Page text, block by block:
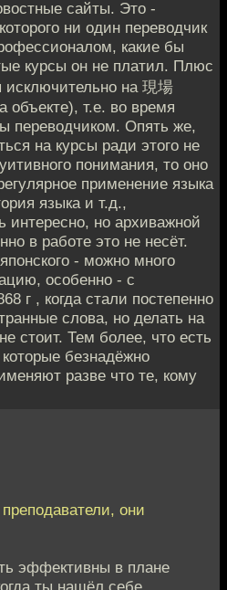
сайты. Это -
ни один переводчик
какие бы
курсы он не платил. Плюс
исключительно на 現場
объекте), т.е. во время
переводчиком. Опять же,
на курсы ради этого не
понимания, то оно
применение языка
языка и т.д.,
интересно, но архиважной
в работе это не несёт.
- можно много
особенно - с
г , когда стали постепенно
слова, но делать на
стоит. Тем более, что есть
безнадёжно
разве что те, кому
они
эффективны в плане